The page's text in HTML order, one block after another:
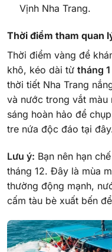
Vịnh Nha Trang.
Thời điểm tham quan
Thời điểm vàng để
khô, kéo dài từ tháng
thời tiết Nha Trang
và nước trong vắt
sáng hoàn hảo để
tre nứa độc đáo tại
Lưu ý: Bạn nên hạn
tháng 12. Đây là mùa
thường động mạnh,
cấm tàu bè xuất bến